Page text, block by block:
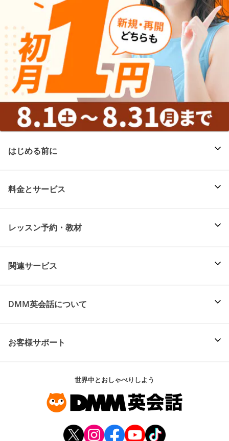
はじめる前に
料金とサービス
レッスン予約・教材
関連サービス
DMM英会話について
お客様サポート
世界中とおしゃべりしよう